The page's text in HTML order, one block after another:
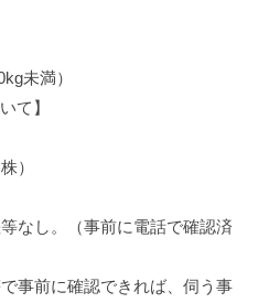
未満）
て】
）
なし。（事前に電話で確認済
事前に確認できれば、伺う事